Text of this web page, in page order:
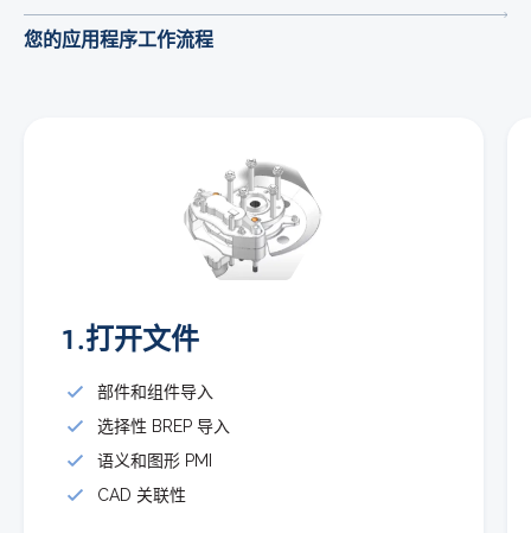
您的应用程序工作流程
1.打开文件
部件和组件导入
选择性 BREP 导入
语义和图形 PMI
CAD 关联性